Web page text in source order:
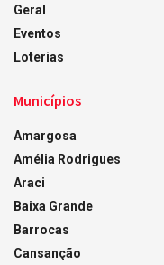
Geral
Eventos
Loterias
Municípios
Amargosa
Amélia Rodrigues
Araci
Baixa Grande
Barrocas
Cansanção